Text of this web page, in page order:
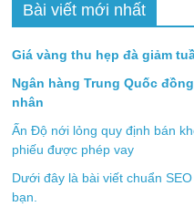
Bài viết mới nhất
Giá vàng thu hẹp đà giảm
Ngân hàng Trung Quốc
nhân
Ấn Độ nới lỏng quy định bán
phiếu được phép vay
Dưới đây là bài viết chuẩn
bạn.